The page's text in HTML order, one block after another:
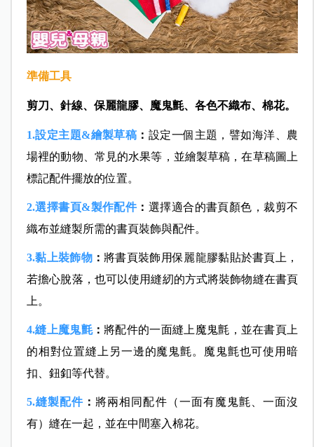
準備工具
剪刀、針線、保麗龍膠、魔鬼氈、各色不織布、棉花。
1.設定主題&繪製草稿 ： 設定一個主題，譬如海洋、農
場裡的動物、常見的水果等，並繪製草稿，在草稿圖上
標記配件擺放的位置。
2.選擇書頁&製作配件： 選擇適合的書頁顏色，裁剪不
織布並縫製所需的書頁裝飾與配件。
3.黏上裝飾物： 將書頁裝飾用保麗龍膠黏貼於書頁上，
若擔心脫落，也可以使用縫紉的方式將裝飾物縫在書頁
上。
4.縫上魔鬼氈： 將配件的一面縫上魔鬼氈，並在書頁上
的相對位置縫上另一邊的魔鬼氈。魔鬼氈也可使用暗
扣、鈕釦等代替。
5.縫製配件 ： 將兩相同配件（一面有魔鬼氈、一面沒
有）縫在一起，並在中間塞入棉花。